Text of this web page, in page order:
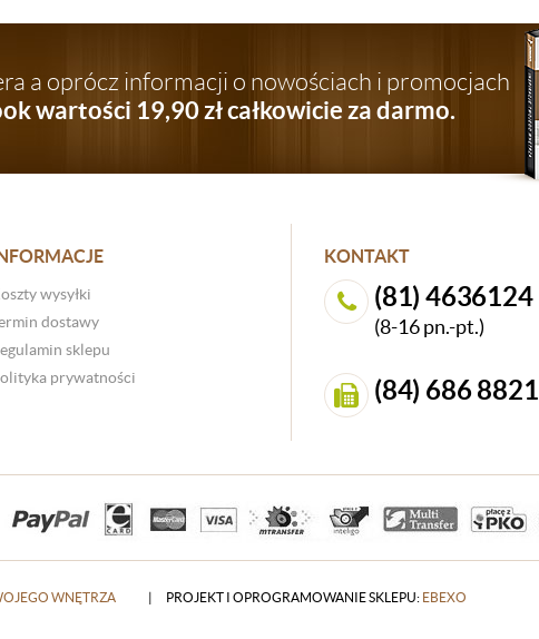
a oprócz informacji o nowościach i promocjach
wartości 19,90 zł całkowicie za darmo.
wysyłki
dostawy
sklepu
prywatności
KONTAKT
(81) 4636124
(8-16 pn.-pt.)
(84) 686 8821
WNĘTRZA | PROJEKT I OPROGRAMOWANIE SKLEPU: EBEXO